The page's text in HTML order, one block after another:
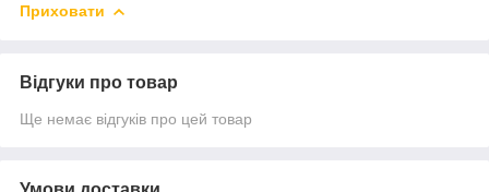
Приховати
Відгуки про товар
Ще немає відгуків про цей товар